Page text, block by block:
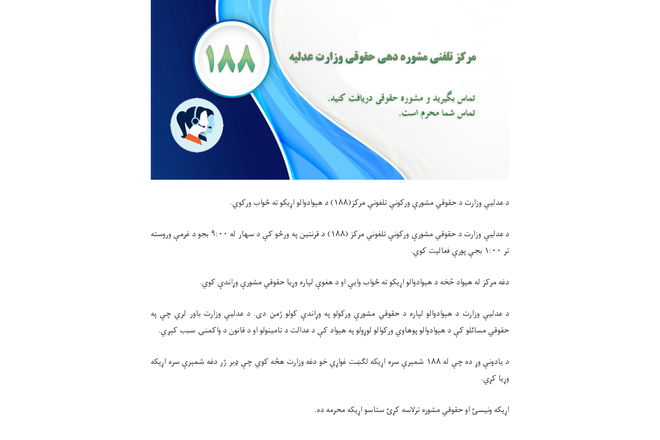
د عدليې وزارت د حقوقي مشورې ورکونې تلفونې مرکز(۱۸۸) د هېوادوالو اړیکو ته ځواب ورکوي.
د عدليې وزارت د حقوقي مشورې ورکونې تلفوني مرکز (۱۸۸) د قرنتین په ورځو کې د سهار له ۹:۰۰ بجو د غرمې وروسته
تر ۱:۰۰ بجې پورې فعالیت کوي.
دغه مرکز له هېواد څخه د هېوادوالو اړیکو ته ځواب وايې او د هغوې لپاره وړیا حقوقي مشورې وړاندې کوي.
د عدليې وزارت د هېوادوالو لپاره د حقوقي مشورې ورکولو په وړاندې کولو ژمن دی. د عدليې وزارت باور لري چې په
حقوقي مسائلو کې د هېوادوالو پوهاوي ورکوالو لوړولو په هېواد کې د عدالت د تامینولو او د قانون د واکمنۍ سبب کېږي.
د یادونې وړ ده چې له ۱۸۸ شمېرې سره اړیکه لګښت غواړي خو دغه وزارت هڅه کوي چې ډیر ژر دغه شمېرې سره اړیکه
وړیا کړي.
اړیکه ونیسئ او حقوقي مشوره ترلاسه کړئ ستاسو اړیکه محرمه ده.